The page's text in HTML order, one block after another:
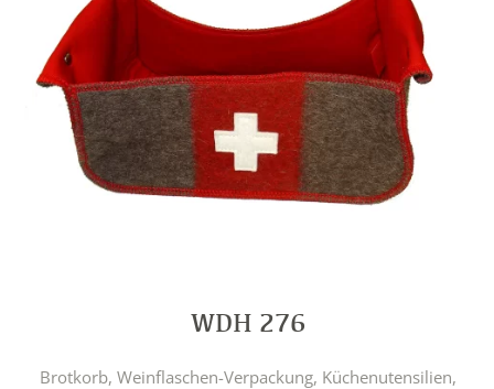
WDH 276
Brotkorb, Weinflaschen-Verpackung, Küchenutensilien,